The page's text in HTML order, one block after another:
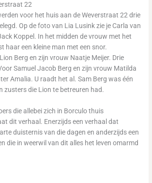
22
voor het huis aan de Weverstraat 22 drie
Op de foto van Lia Lusink zie je Carla van
Koppel. In het midden de vrouw met het
haar een kleine man met een snor.
Berg en zijn vrouw Naatje Meijer. Drie
Samuel Jacob Berg en zijn vrouw Matilda
Amalia. U raadt het al. Sam Berg was één
zusters die Lion te betreuren had.
die allebei zich in Borculo thuis
dit verhaal. Enerzijds een verhaal dat
duisternis van die dagen en anderzijds een
die in weerwil van dit alles het leven omarmd